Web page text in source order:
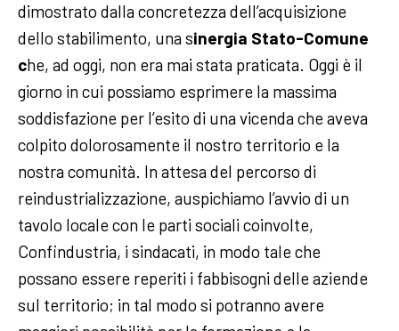
dimostrato dalla concretezza dell’acquisizione
dello stabilimento, una sinergia Stato-Comune
che, ad oggi, non era mai stata praticata. Oggi è il
giorno in cui possiamo esprimere la massima
soddisfazione per l’esito di una vicenda che aveva
colpito dolorosamente il nostro territorio e la
nostra comunità. In attesa del percorso di
reindustrializzazione, auspichiamo l’avvio di un
tavolo locale con le parti sociali coinvolte,
Confindustria, i sindacati, in modo tale che
possano essere reperiti i fabbisogni delle aziende
sul territorio; in tal modo si potranno avere